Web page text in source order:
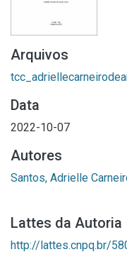
Arquivos
Data
2022-10-07
Autores
Santos, Adrielle
Lattes da Autoria
http://lattes.cnpq.br/